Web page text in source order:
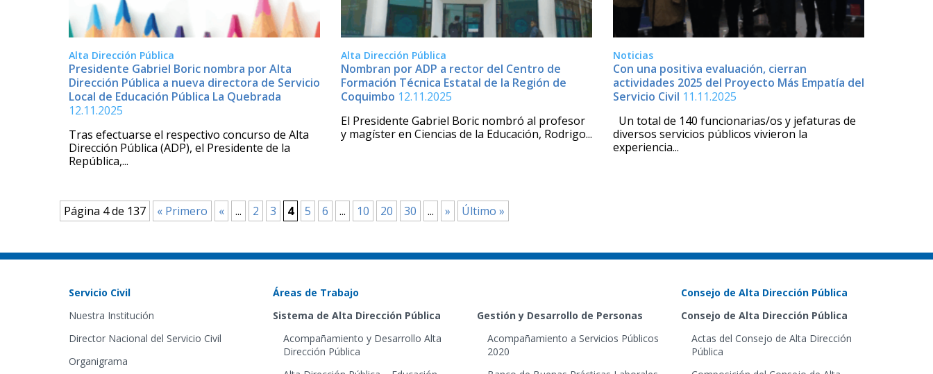
Alta Dirección Pública
Presidente Gabriel Boric nombra por Alta
Dirección Pública a nueva directora de Servicio
Local de Educación Pública La Quebrada
12.11.2025
Tras efectuarse el respectivo concurso de Alta
Dirección Pública (ADP), el Presidente de la
República,...
Alta Dirección Pública
Nombran por ADP a rector del Centro de
Formación Técnica Estatal de la Región de
Coquimbo 12.11.2025
El Presidente Gabriel Boric nombró al profesor
y magíster en Ciencias de la Educación, Rodrigo...
Noticias
Con una positiva evaluación, cierran
actividades 2025 del Proyecto Más Empatía del
Servicio Civil 11.11.2025
Un total de 140 funcionarias/os y jefaturas de
diversos servicios públicos vivieron la
experiencia...
Página 4 de 137 « Primero « ... 2 3 4 5 6 ... 10 20 30 ... » Último »
Servicio Civil
Nuestra Institución
Director Nacional del Servicio Civil
Organigrama
Áreas de Trabajo
Sistema de Alta Dirección Pública
Acompañamiento y Desarrollo Alta
Dirección Pública
Gestión y Desarrollo de Personas
Acompañamiento a Servicios Públicos
2020
Consejo de Alta Dirección Pública
Consejo de Alta Dirección Pública
Actas del Consejo de Alta Dirección
Pública